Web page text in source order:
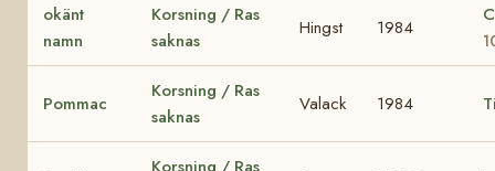
okänt
namn
Korsning / Ras
saknas
Hingst 1984
Pommac
Korsning / Ras
saknas
Valack 1984
Korsning / Ras